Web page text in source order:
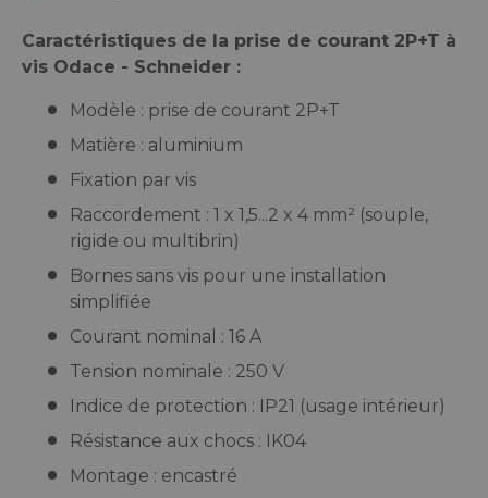
Caractéristiques de la prise de courant 2P+T à
vis Odace - Schneider :
Modèle : prise de courant 2P+T
Matière : aluminium
Fixation par vis
Raccordement : 1 x 1,5...2 x 4 mm² (souple,
rigide ou multibrin)
Bornes sans vis pour une installation
simplifiée
Courant nominal : 16 A
Tension nominale : 250 V
Indice de protection : IP21 (usage intérieur)
Résistance aux chocs : IK04
Montage : encastré